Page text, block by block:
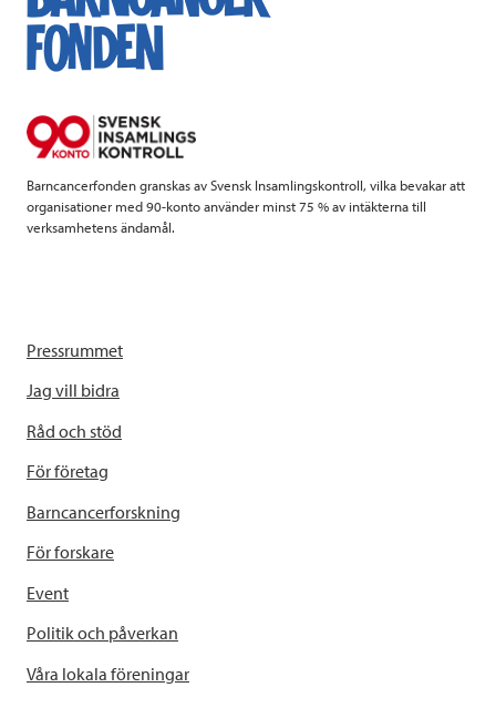
b
k
t
e
Barncancerfonden granskas av Svensk Insamlingskontroll, vilka bevakar att
organisationer med 90-konto använder minst 75 % av intäkterna till
verksamhetens ändamål.
Pressrummet
Jag vill bidra
Råd och stöd
För företag
Barncancerforskning
För forskare
Event
Politik och påverkan
Våra lokala föreningar